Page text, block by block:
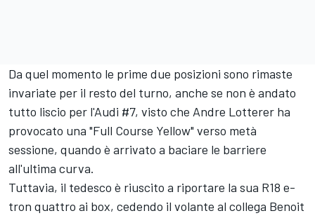
Da quel momento le prime due posizioni sono rimaste
invariate per il resto del turno, anche se non è andato
tutto liscio per l'Audi #7, visto che Andre Lotterer ha
provocato una "Full Course Yellow" verso metà
sessione, quando è arrivato a baciare le barriere
all'ultima curva.
Tuttavia, il tedesco è riuscito a riportare la sua R18 e-
tron quattro ai box, cedendo il volante al collega Benoit